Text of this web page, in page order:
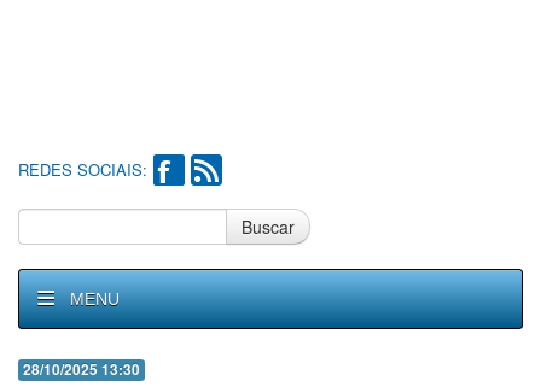
REDES SOCIAIS:
Buscar
MENU
28/10/2025 13:30